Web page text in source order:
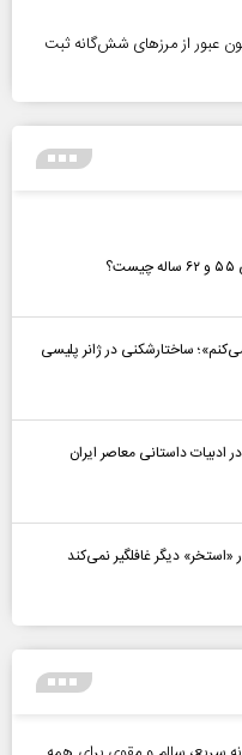
زائران اربعین؛ بیش از ۴.۳ میلیون عبور از مرزهای شش‌گانه ثبت
ساختارشکنی در ژانر پلیسی
ادبیات داستانی معاصر ایران
دیگر غافلگیر نمی‌کند